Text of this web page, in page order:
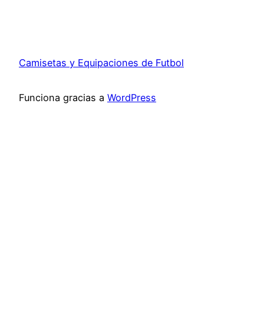
Camisetas y Equipaciones de Futbol
Funciona gracias a WordPress